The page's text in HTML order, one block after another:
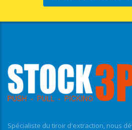
Spécialiste du tiroir d'extraction, nous